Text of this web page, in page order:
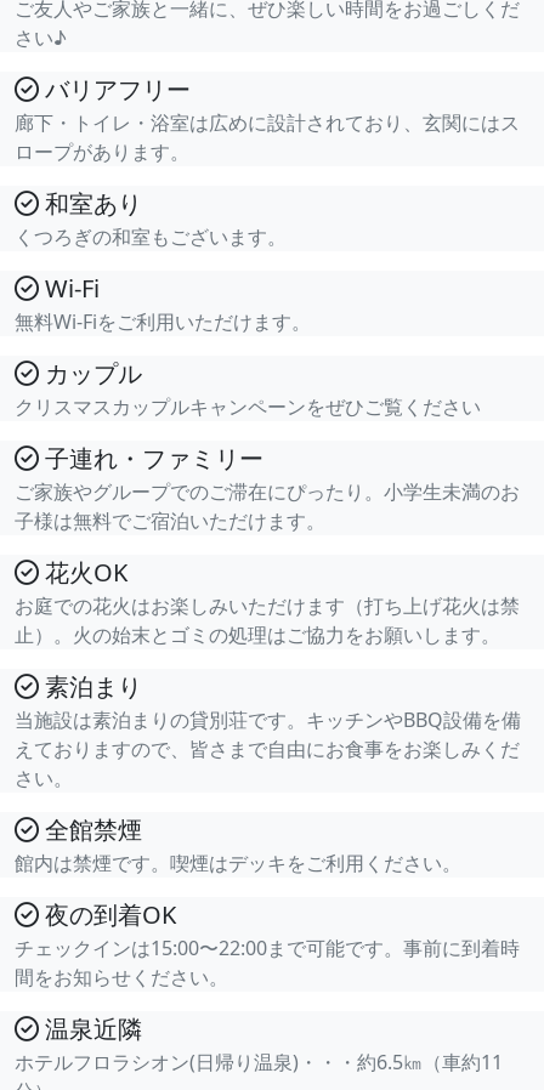
ご友人やご家族と一緒に、ぜひ楽しい時間をお過ごしくだ
さい♪
バリアフリー
廊下・トイレ・浴室は広めに設計されており、玄関にはス
ロープがあります。
和室あり
くつろぎの和室もございます。
Wi-Fi
無料Wi-Fiをご利用いただけます。
カップル
クリスマスカップルキャンペーンをぜひご覧ください
子連れ・ファミリー
ご家族やグループでのご滞在にぴったり。小学生未満のお
子様は無料でご宿泊いただけます。
花火OK
お庭での花火はお楽しみいただけます（打ち上げ花火は禁
止）。火の始末とゴミの処理はご協力をお願いします。
素泊まり
当施設は素泊まりの貸別荘です。キッチンやBBQ設備を備
えておりますので、皆さまで自由にお食事をお楽しみくだ
さい。
全館禁煙
館内は禁煙です。喫煙はデッキをご利用ください。
夜の到着OK
チェックインは15:00〜22:00まで可能です。事前に到着時
間をお知らせください。
温泉近隣
ホテルフロラシオン(日帰り温泉)・・・約6.5㎞（車約11